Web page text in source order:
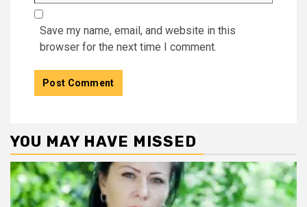
Save my name, email, and website in this
browser for the next time I comment.
YOU MAY HAVE MISSED